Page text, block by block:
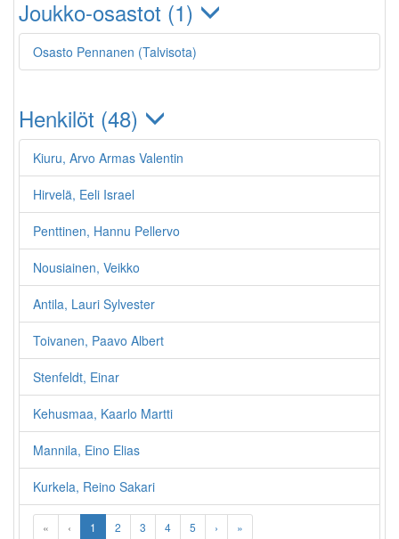
Joukko-osastot (1)
Osasto Pennanen (Talvisota)
Henkilöt (48)
Kiuru, Arvo Armas Valentin
Hirvelä, Eeli Israel
Penttinen, Hannu Pellervo
Nousiainen, Veikko
Antila, Lauri Sylvester
Toivanen, Paavo Albert
Stenfeldt, Einar
Kehusmaa, Kaarlo Martti
Mannila, Eino Elias
Kurkela, Reino Sakari
« ‹ 1 2 3 4 5 › »